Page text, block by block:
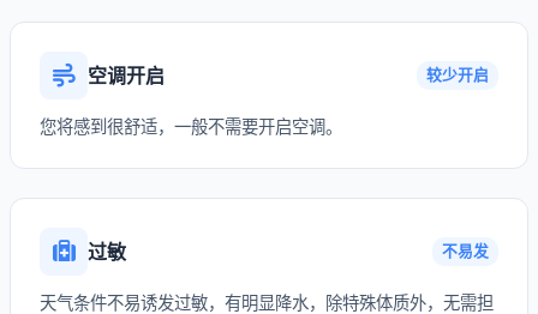
空调开启 较少开启
您将感到很舒适，一般不需要开启空调。
过敏 不易发
天气条件不易诱发过敏，有明显降水，除特殊体质外，无需担